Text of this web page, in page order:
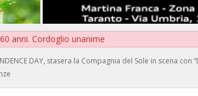
anni. Cordoglio unanime
DAY, stasera la Compagnia del Sole in scena